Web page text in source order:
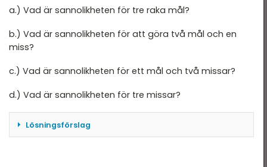
a.) Vad är sannolikheten för tre raka mål?
b.) Vad är sannolikheten för att göra två mål och en
miss?
c.) Vad är sannolikheten för ett mål och två missar?
d.) Vad är sannolikheten för tre missar?
Lösningsförslag